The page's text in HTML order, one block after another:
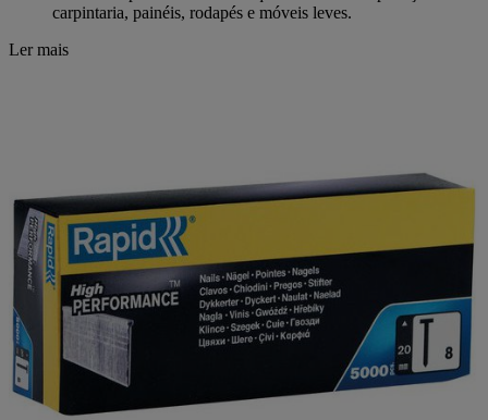
carpintaria, painéis, rodapés e móveis leves.
Ler mais